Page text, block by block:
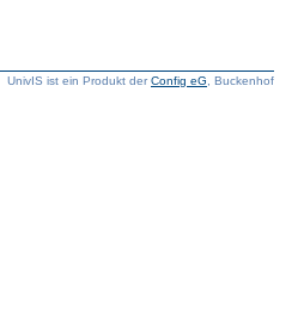
UnivIS ist ein Produkt derConfig eG , Buckenhof